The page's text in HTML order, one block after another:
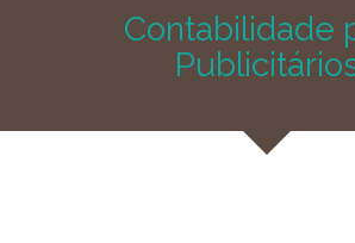
Contabilidade